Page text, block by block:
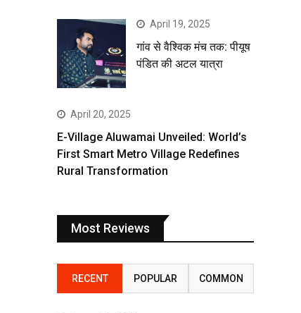
April 19, 2025
गांव से वैश्विक मंच तक: पीयूष
पंडित की अटल यात्रा
April 20, 2025
E-Village Aluwamai Unveiled: World’s
First Smart Metro Village Redefines
Rural Transformation
Most Reviews
RECENT POPULAR COMMON